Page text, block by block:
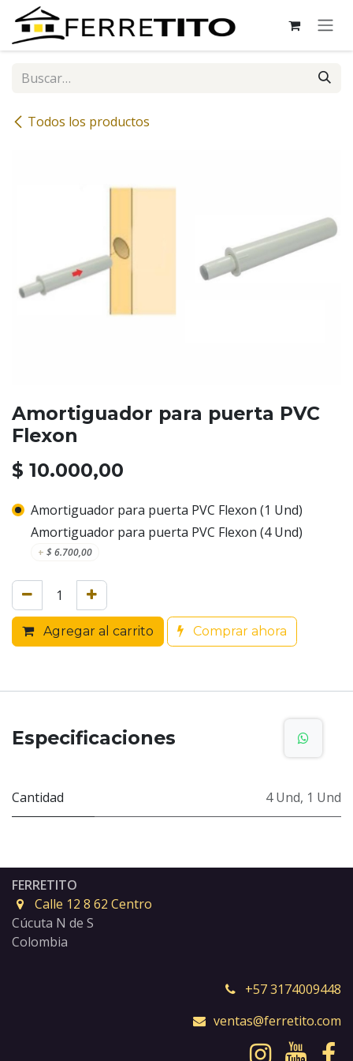
Ir al contenido
Todos los productos
Amortiguador para puerta PVC
Flexon
$ 10.000,00
Amortiguador para puerta PVC Flexon (1 Und)
Amortiguador para puerta PVC Flexon (4 Und)
+ $6.700,00
Agregar al carrito Comprar ahora
Especificaciones
Cantidad 4 Und, 1 Und
FERRETITO
Calle 12 8 62 Centro
Cúcuta N de S
Colombia
+57 3174009448
ventas@ferretito.com